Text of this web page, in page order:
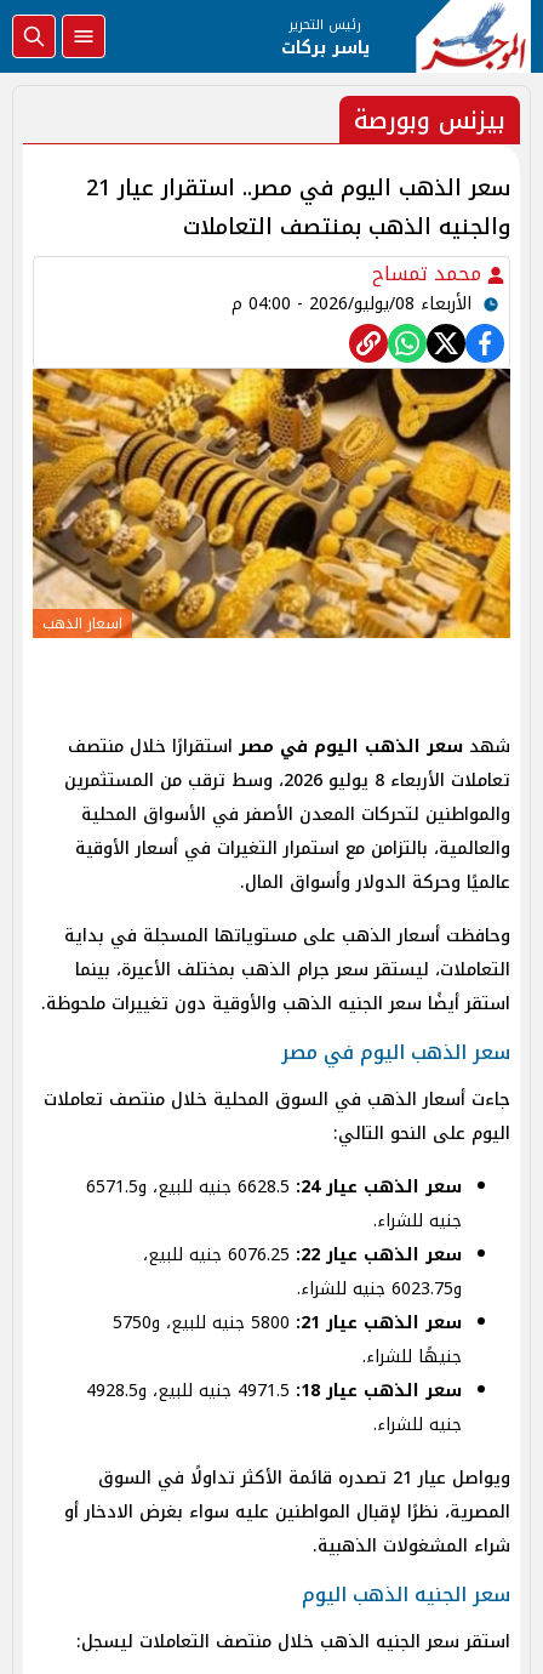
رئيس التحرير
ياسر بركات
بيزنس وبورصة
سعر الذهب اليوم في مصر.. استقرار عيار 21
والجنيه الذهب بمنتصف التعاملات
محمد تمساح
الأربعاء 08/يوليو/2026 - 04:00 م
اسعار الذهب
شهد سعر الذهب اليوم في مصراستقرارًا خلال منتصف
تعاملات الأربعاء 8 يوليو 2026، وسط ترقب من المستثمرين
والمواطنين لتحركات المعدن الأصفر في الأسواق المحلية
والعالمية، بالتزامن مع استمرار التغيرات في أسعار الأوقية
عالميًا وحركة الدولار وأسواق المال.
وحافظت أسعار الذهب على مستوياتها المسجلة في بداية
التعاملات، ليستقر سعر جرام الذهب بمختلف الأعيرة، بينما
استقر أيضًا سعر الجنيه الذهب والأوقية دون تغييرات ملحوظة.
سعر الذهب اليوم في مصر
جاءت أسعار الذهب في السوق المحلية خلال منتصف تعاملات
اليوم على النحو التالي:
سعر الذهب عيار 24:
6628.5 جنيه للبيع، و6571.5
جنيه للشراء.
سعر الذهب عيار 22:
6076.25 جنيه للبيع،
و6023.75 جنيه للشراء.
سعر الذهب عيار 21:
5800 جنيه للبيع، و5750
جنيهًا للشراء.
سعر الذهب عيار 18:
4971.5 جنيه للبيع، و4928.5
جنيه للشراء.
ويواصل عيار 21 تصدره قائمة الأكثر تداولًا في السوق
المصرية، نظرًا لإقبال المواطنين عليه سواء بغرض الادخار أو
شراء المشغولات الذهبية.
سعر الجنيه الذهب اليوم
استقر سعر الجنيه الذهب خلال منتصف التعاملات ليسجل: